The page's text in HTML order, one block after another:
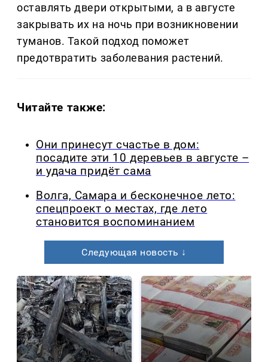
оставлять двери открытыми, а в августе
закрывать их на ночь при возникновении
туманов. Такой подход поможет
предотвратить заболевания растений.
Читайте также:
Они принесут счастье в дом:
посадите эти 10 деревьев в августе –
и удача придёт сама
Волга, Самара и бесконечное лето:
спецпроект о местах, где лето
становится воспоминанием
Следующая новость ↓